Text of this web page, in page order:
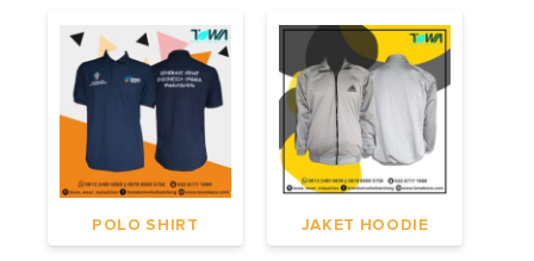
POLO SHIRT JAKET HOODIE